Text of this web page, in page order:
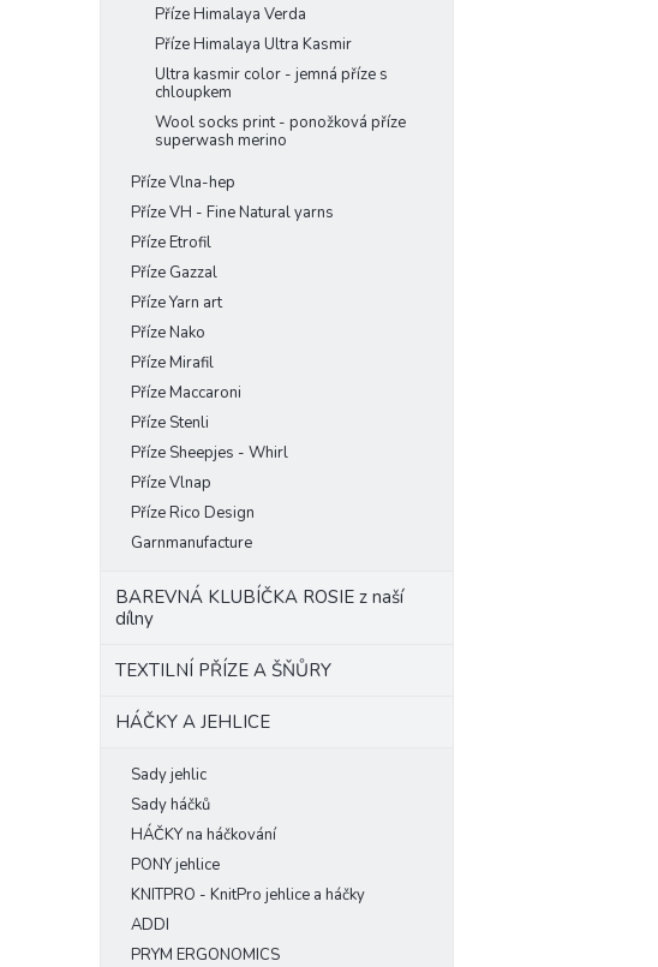
Příze Himalaya Verda
Příze Himalaya Ultra Kasmir
Ultra kasmir color - jemná příze s
chloupkem
Wool socks print - ponožková příze
superwash merino
Příze Vlna-hep
Příze VH - Fine Natural yarns
Příze Etrofil
Příze Gazzal
Příze Yarn art
Příze Nako
Příze Mirafil
Příze Maccaroni
Příze Stenli
Příze Sheepjes - Whirl
Příze Vlnap
Příze Rico Design
Garnmanufacture
BAREVNÁ KLUBÍČKA ROSIE z naší
dílny
TEXTILNÍ PŘÍZE A ŠŇŮRY
HÁČKY A JEHLICE
Sady jehlic
Sady háčků
HÁČKY na háčkování
PONY jehlice
KNITPRO - KnitPro jehlice a háčky
ADDI
PRYM ERGONOMICS